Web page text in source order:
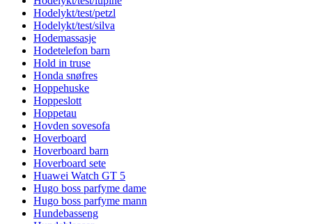
Hodelykt/test/petzl
Hodelykt/test/silva
Hodemassasje
Hodetelefon barn
Hold in truse
Honda snøfres
Hoppehuske
Hoppeslott
Hoppetau
Hovden sovesofa
Hoverboard
Hoverboard barn
Hoverboard sete
Huawei Watch GT 5
Hugo boss parfyme dame
Hugo boss parfyme mann
Hundebasseng